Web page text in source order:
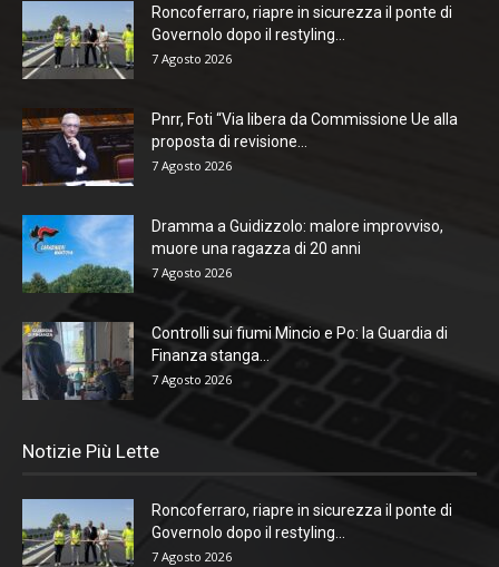
Roncoferraro, riapre in sicurezza il ponte di
Governolo dopo il restyling...
7 Agosto 2026
Pnrr, Foti “Via libera da Commissione Ue alla
proposta di revisione...
7 Agosto 2026
Dramma a Guidizzolo: malore improvviso,
muore una ragazza di 20 anni
7 Agosto 2026
Controlli sui fiumi Mincio e Po: la Guardia di
Finanza stanga...
7 Agosto 2026
Notizie Più Lette
Roncoferraro, riapre in sicurezza il ponte di
Governolo dopo il restyling...
7 Agosto 2026